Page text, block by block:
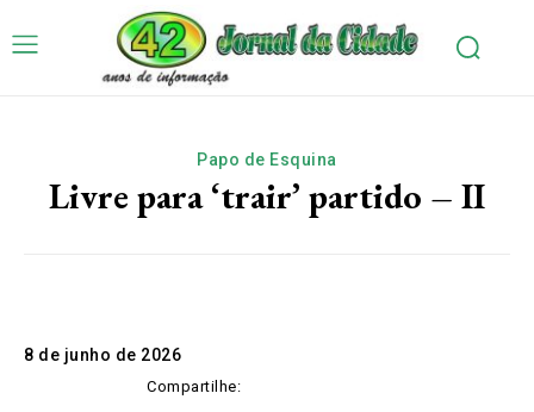
Papo de Esquina
Livre para ‘trair’ partido – II
8 de junho de 2026
Compartilhe: